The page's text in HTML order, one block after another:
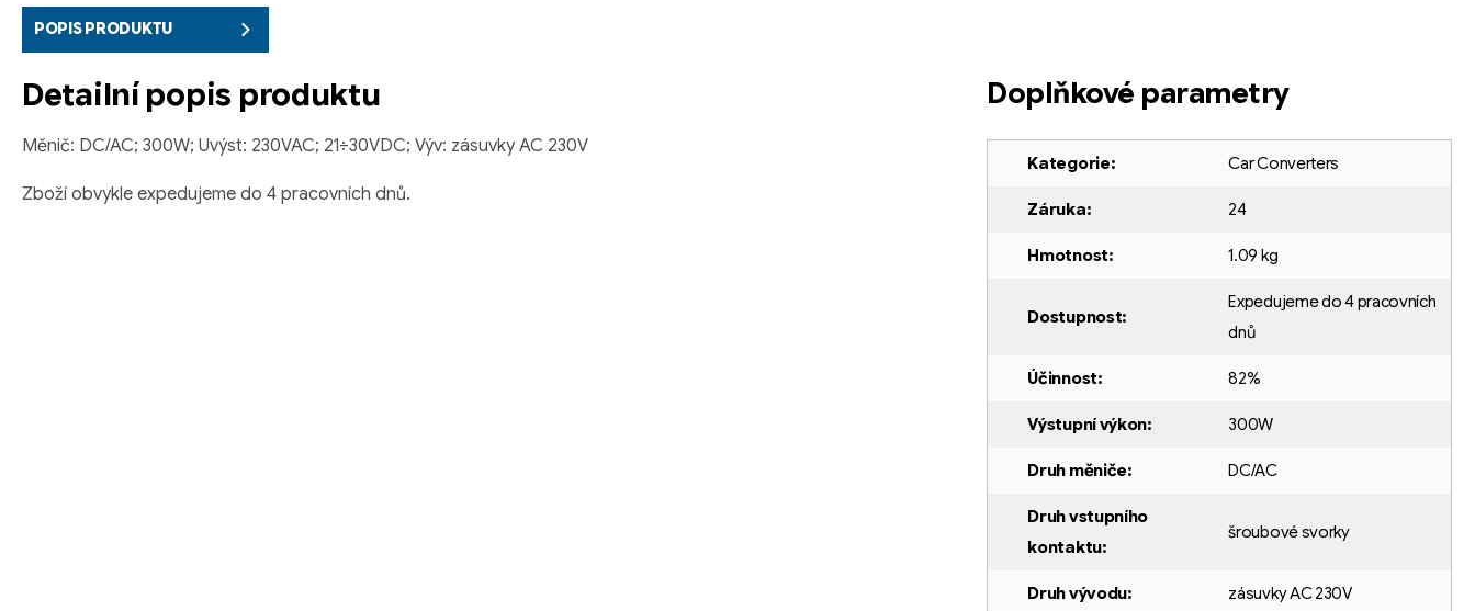
POPIS PRODUKTU
Detailní popis produktu
Měnič: DC/AC; 300W; Uvýst: 230VAC; 21÷30VDC; Výv: zásuvky AC 230V
Zboží obvykle expedujeme do 4 pracovních dnů.
Doplňkové parametry
Kategorie: Car Converters
Záruka: 24
Hmotnost: 1.09 kg
Dostupnost:
Expedujeme do 4 pracovních
dnů
Účinnost: 82%
Výstupní výkon: 300W
Druh měniče: DC/AC
Druh vstupního
kontaktu:
šroubové svorky
Druh vývodu: zásuvky AC 230V